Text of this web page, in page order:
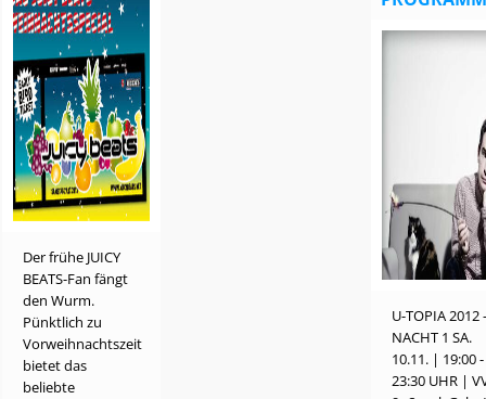
Der frühe JUICY
BEATS-Fan fängt
den Wurm.
Pünktlich zu
Vorweihnachtszeit
bietet das
beliebte
U-TOPIA 2012
NACHT 1 SA.
10.11. | 19:00 -
23:30 UHR |